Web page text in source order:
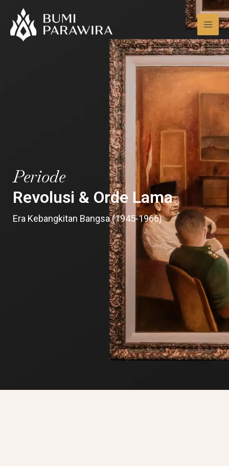
konten
Periode
Revolusi & Orde Lama
Era Kebangkitan Bangsa (1945-1966)